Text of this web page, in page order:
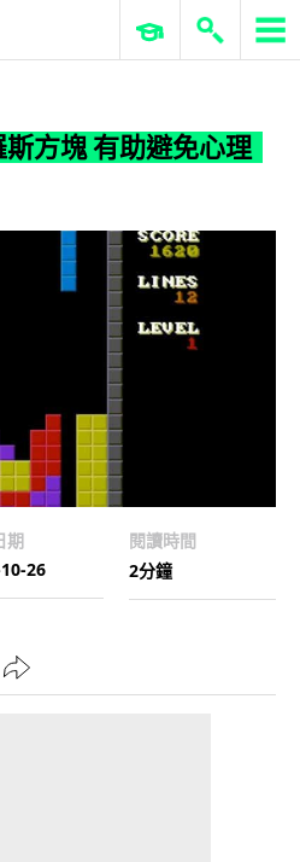
ERP 與商業 AI
方塊 有助避免心理
期
26
閱讀時間
2分鐘